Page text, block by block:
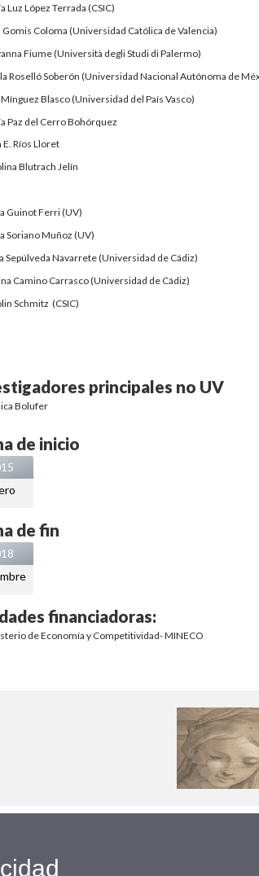
Luz López Terrada (CSIC)
Gomis Coloma (Universidad Católica de Valencia)
Fiume (Università degli Studi di Palermo)
Roselló Soberón (Universidad Nacional Autónoma de
Mínguez Blasco (Universidad del País Vasco)
Paz del Cerro Bohórquez
E. Ríos Lloret
Blutrach Jelín
Guinot Ferri (UV)
Soriano Muñoz (UV)
Sepúlveda Navarrete (Universidad de Cádiz)
Camino Carrasco (Universidad de Cádiz)
Schmitz (CSIC)
principales no UV
Bolufer
de inicio
de fin
financiadoras:
de Economía y Competitividad- MINECO